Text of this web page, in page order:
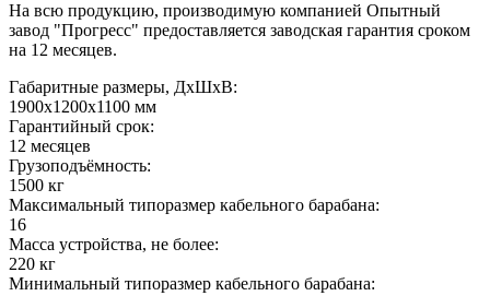
На всю продукцию, производимую компанией Опытный
завод "Прогресс" предоставляется заводская гарантия сроком
на 12 месяцев.
Габаритные размеры, ДхШхВ:
1900х1200х1100 мм
Гарантийный срок:
12 месяцев
Грузоподъёмность:
1500 кг
Максимальный типоразмер кабельного барабана:
16
Масса устройства, не более:
220 кг
Минимальный типоразмер кабельного барабана: